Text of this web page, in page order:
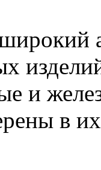
и
в их